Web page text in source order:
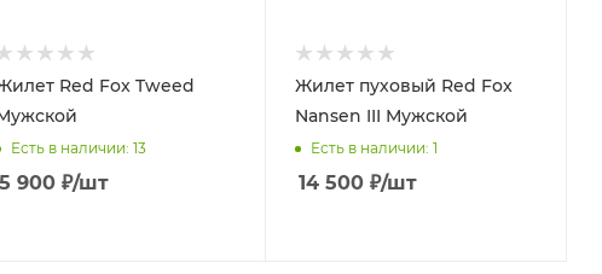
Red Fox Tweed
Есть в наличии: 13
5 900₽/шт
Жилет пуховый Red Fox
Nansen III Мужской
Есть в наличии: 1
14 500 ₽/шт